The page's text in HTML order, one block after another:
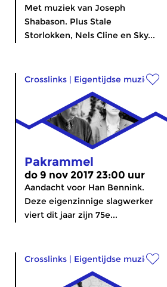
Met muziek van Joseph
Shabason. Plus Stale
Storlokken, Nels Cline en Sky...
Crosslinks | Eigentijdse muziek
Pakrammel
do 9 nov 2017 23:00 uur
Aandacht voor Han Bennink.
Deze eigenzinnige slagwerker
viert dit jaar zijn 75e...
Crosslinks | Eigentijdse muziek